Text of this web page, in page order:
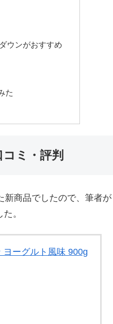
ウンがおすすめ
た
ミ・評判
新商品でしたので、筆者が
。
ーグルト風味 900g